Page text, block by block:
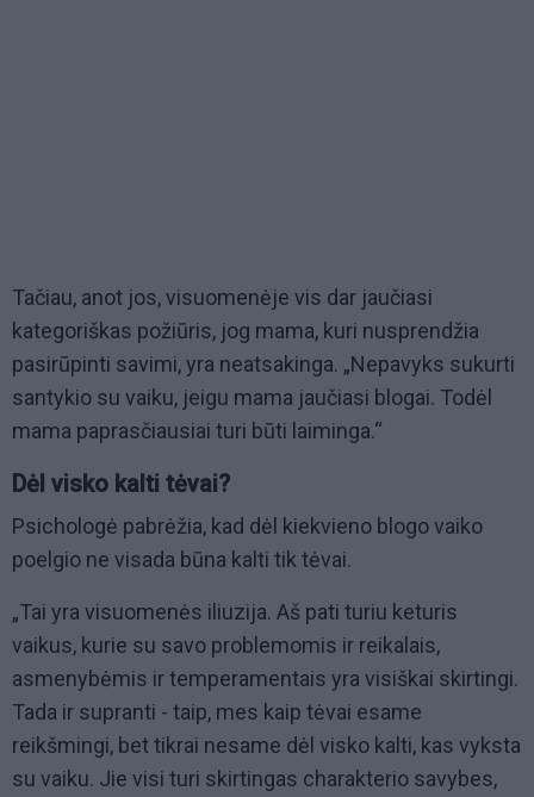
Tačiau, anot jos, visuomenėje vis dar jaučiasi
kategoriškas požiūris, jog mama, kuri nusprendžia
pasirūpinti savimi, yra neatsakinga. „Nepavyks sukurti
santykio su vaiku, jeigu mama jaučiasi blogai. Todėl
mama paprasčiausiai turi būti laiminga.“
Dėl visko kalti tėvai?
Psichologė pabrėžia, kad dėl kiekvieno blogo vaiko
poelgio ne visada būna kalti tik tėvai.
„Tai yra visuomenės iliuzija. Aš pati turiu keturis
vaikus, kurie su savo problemomis ir reikalais,
asmenybėmis ir temperamentais yra visiškai skirtingi.
Tada ir supranti - taip, mes kaip tėvai esame
reikšmingi, bet tikrai nesame dėl visko kalti, kas vyksta
su vaiku. Jie visi turi skirtingas charakterio savybes,